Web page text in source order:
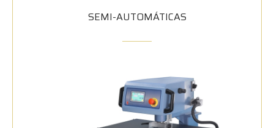
SEMI-AUTOMÁTICAS